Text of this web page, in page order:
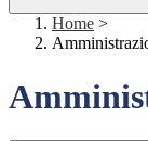
Home >